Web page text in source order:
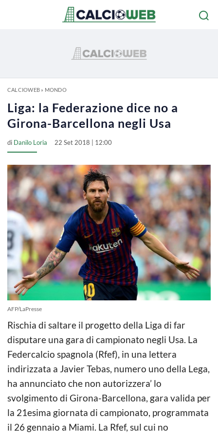
CALCIOWEB» MONDO
Liga: la Federazione dice no a
Girona-Barcellona negli Usa
di Danilo Loria 22 Set 2018 | 12:00
AFP/LaPresse
Rischia di saltare il progetto della Liga di far
disputare una gara di campionato negli Usa. La
Federcalcio spagnola (Rfef), in una lettera
indirizzata a Javier Tebas, numero uno della Lega,
ha annunciato che non autorizzera’ lo
svolgimento di Girona-Barcellona, gara valida per
la 21esima giornata di campionato, programmata
il 26 gennaio a Miami. La Rfef, sul cui no